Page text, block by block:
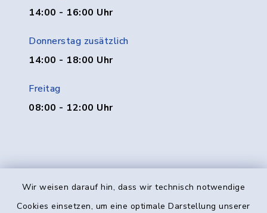
Wir weisen darauf hin, dass wir technisch notwendige
Cookies einsetzen, um eine optimale Darstellung unserer
14:00 - 16:00 Uhr
Donnerstag zusätzlich
14:00 - 18:00 Uhr
Freitag
08:00 - 12:00 Uhr
Kontakt